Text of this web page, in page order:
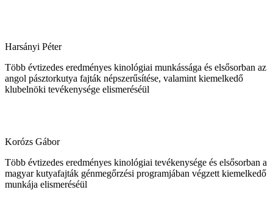
Harsányi Péter
Több évtizedes eredményes kinológiai munkássága és elsősorban az
angol pásztorkutya fajták népszerűsítése, valamint kiemelkedő
klubelnöki tevékenysége elismeréséül
Korózs Gábor
Több évtizedes eredményes kinológiai tevékenysége és elsősorban a
magyar kutyafajták génmegőrzési programjában végzett kiemelkedő
munkája elismeréséül